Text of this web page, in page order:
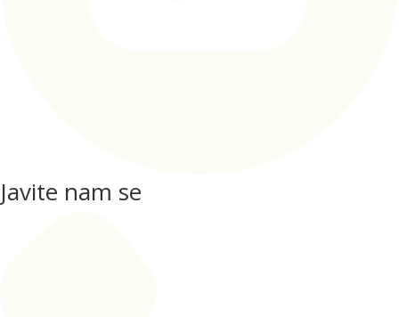
Javite nam se